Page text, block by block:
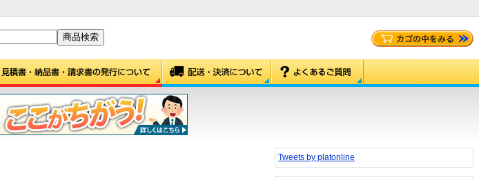
Tweets by platonline